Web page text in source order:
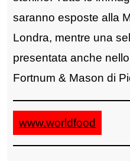
saranno esposte alla
Londra, mentre una
presentata anche
Fortnum & Mason di
www.worldfood